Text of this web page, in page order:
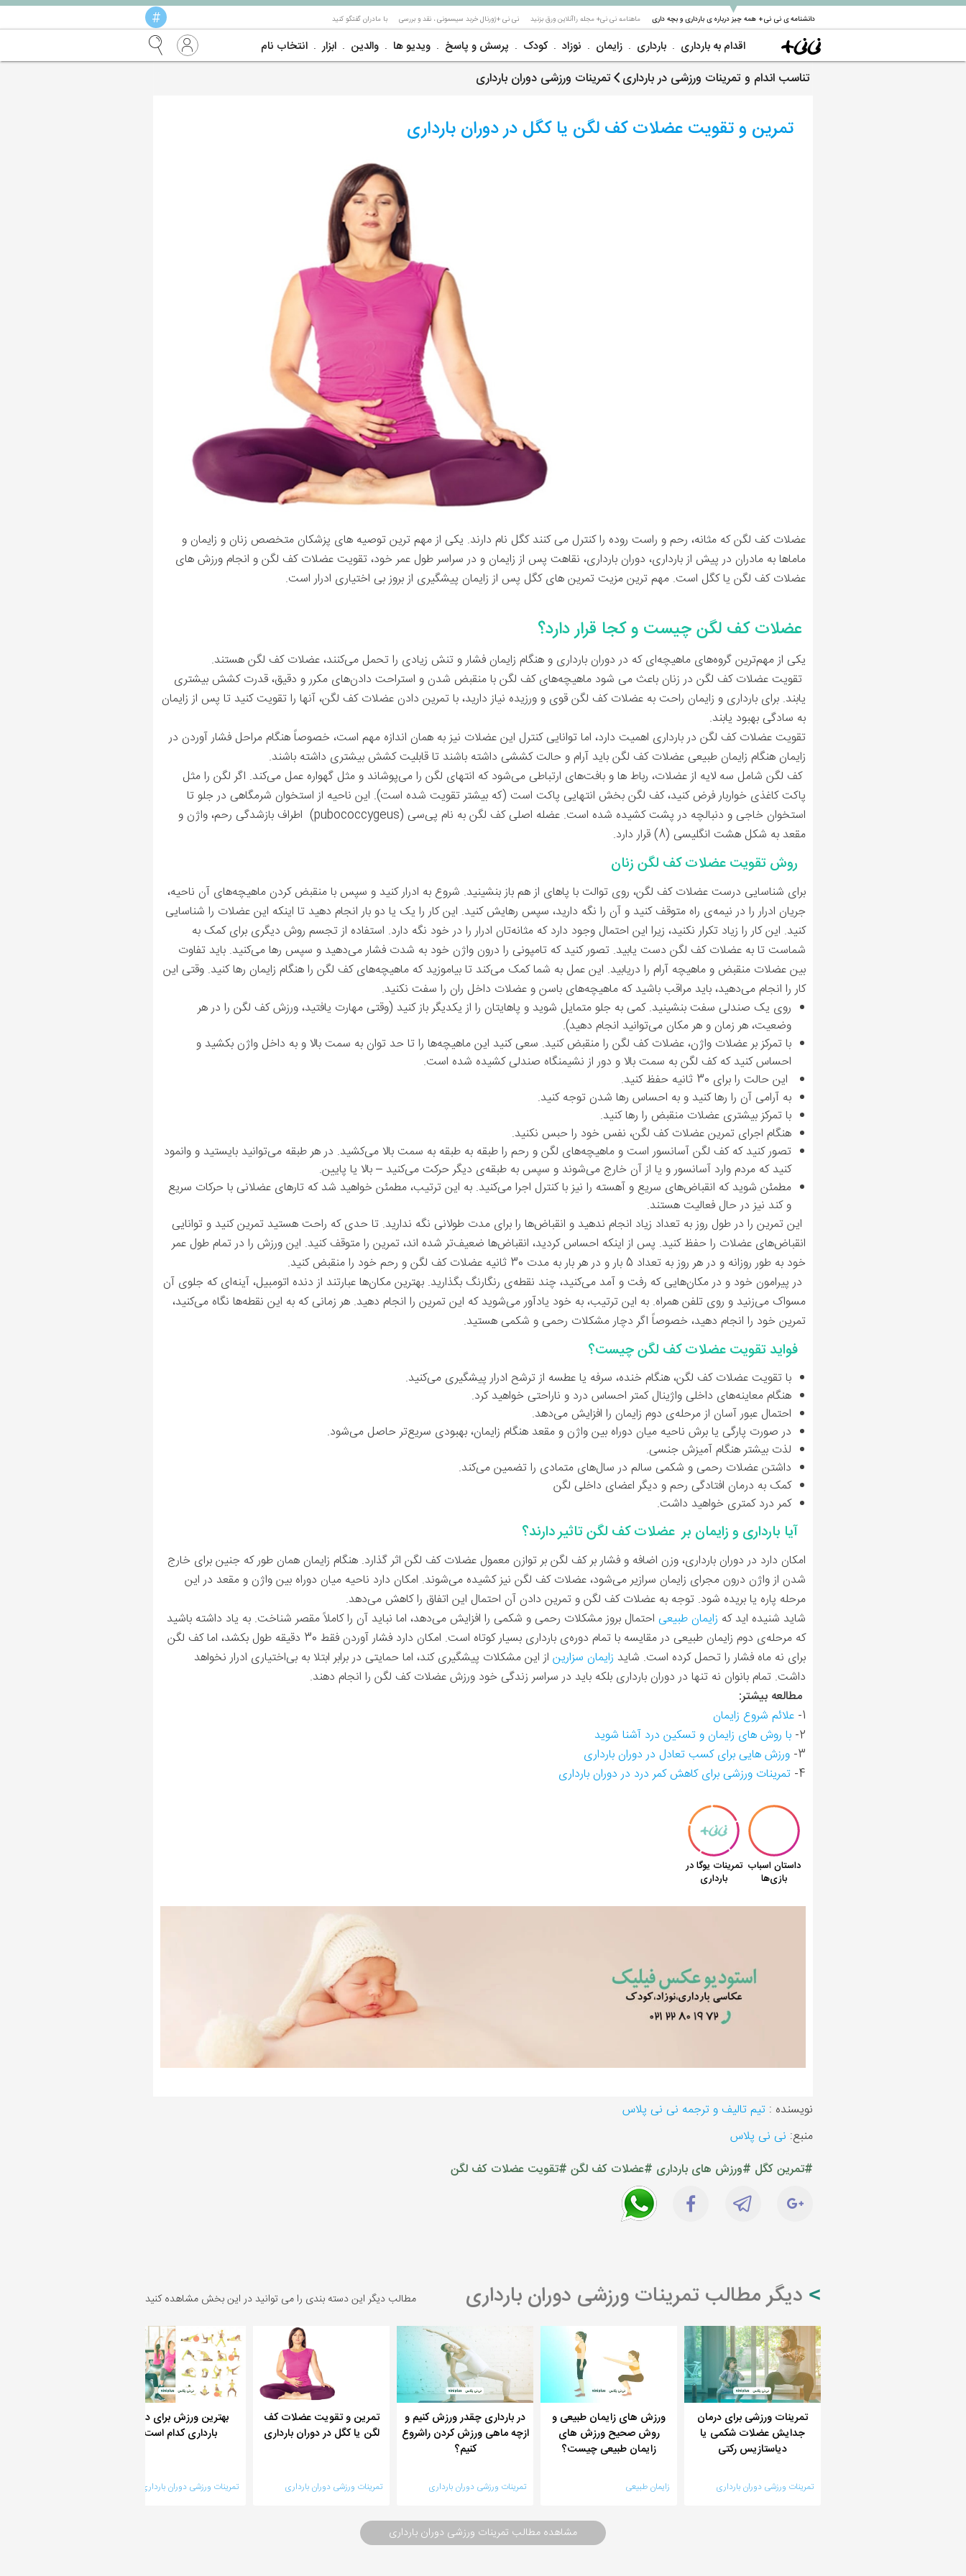
دانشنامه ی نی نی+ همه چیز درباره ی بارداری و بچه داری
▼ ماهنامه نی نی+ مجله راآنلاین ورق بزنید نی نی +ژورنال خربد سیسمونی ، نقد و بررسی با مادران گفتگو کنید #
اقدام به بارداری بارداری زایمان نوزاد کودک پرسش و پاسخ ویدیو ها والدین ابزار انتخاب نام
تناسب اندام و تمرینات ورزشی در بارداری تمرینات ورزشی دوران بارداری
تمرین و تقویت عضلات کف لگن یا کگل در دوران بارداری
عضلات کف لگن که مثانه، رحم و راست روده را کنترل می کنند کگل نام دارند. یکی از مهم ترین توصیه های پزشکان متخصص زنان و زایمان و
ماماها به مادران در پیش از بارداری، دوران بارداری، نقاهت پس از زایمان و در سراسر طول عمر خود، تقویت عضلات کف لگن و انجام ورزش های
عضلات کف لگن یا کگل است. مهم ترین مزیت تمرین های کگل پس از زایمان پیشگیری از بروز بی اختیاری ادرار است.
عضلات کف لگن چیست و کجا قرار دارد؟
یکی از مهم‌ترین گروه‌های ماهیچه‌ای که در دوران بارداری و هنگام زایمان فشار و تنش زیادی را تحمل می‌کنند، عضلات کف لگن هستند.
تقویت عضلات کف لگن در زنان باعث می شود ماهیچه‌های کف لگن با منقبض‌ شدن و استراحت دادن‌های مکرر و دقیق، قدرت کشش بیشتری
‌یابند. برای بارداری و زایمان راحت به عضلات کف لگن قوی و ورزیده نیاز دارید، با تمرین دادن عضلات کف لگن، آنها را تقویت ‌کنید تا پس از زایمان
به سادگی بهبود ‌یابند.
تقویت عضلات کف لگن در بارداری اهمیت دارد، اما توانایی کنترل این عضلات نیز به همان اندازه مهم است، خصوصاً هنگام مراحل فشار آوردن در
زایمان هنگام زایمان طبیعی عضلات کف لگن باید آرام و حالت کششی داشته باشند تا قابلیت کشش بیشتری داشته باشند.
کف لگن شامل سه لایه از عضلات، رباط ها و بافت‌های ارتباطی می‌شود که انتهای لگن را می‌پوشاند و مثل گهواره عمل می‌کند. اگر لگن را مثل
پاکت کاغذی خواربار فرض کنید، کف لگن بخش انتهایی پاکت است (که بیشتر تقویت شده است). این ناحیه از استخوان شرمگاهی در جلو تا
استخوان خاجی و دنبالچه در پشت کشیده شده است. عضله اصلی کف لگن به نام پی‌سی (pubococcygeus) اطراف بازشدگی رحم، واژن و
مقعد به شکل هشت انگلیسی (8) قرار دارد.
روش تقویت عضلات کف لگن زنان
برای شناسایی درست عضلات کف لگن، روی توالت با پاهای از هم باز بنشینید. شروع به ادرار کنید و سپس با منقبض کردن ماهیچه‌های آن ناحیه،
جریان ادرار را در نیمه‌ی راه متوقف کنید و آن را نگه دارید، سپس رهایش کنید. این کار را یک یا دو بار انجام دهید تا اینکه این عضلات را شناسایی
کنید. این کار را زیاد تکرار نکنید، زیرا این احتمال وجود دارد که مثانه‌تان ادرار را در خود نگه دارد. استفاده از تجسم روش دیگری برای کمک به
شماست تا به عضلات کف لگن دست یابید. تصور کنید که تامپونی را درون واژن خود به شدت فشار می‌دهید و سپس رها می‌کنید. باید تفاوت
بین عضلات منقبض و ماهیچه آرام را دریابید. این عمل به شما کمک می‌کند تا بیاموزید که ماهیچه‌های کف لگن را هنگام زایمان رها کنید. وقتی این
کار را انجام می‌دهید، باید مراقب باشید که ماهیچه‌های باسن و عضلات داخل ران را سفت نکنید.
روی یک صندلی‌ سفت بنشینید. کمی به جلو متمایل شوید و پاهایتان را از یکدیگر باز کنید (وقتی مهارت یافتید، ورزش کف لگن را در هر
وضعیت، هر زمان و هر مکان می‌توانید انجام دهید).
با تمرکز بر عضلات واژن، عضلات کف لگن را منقبض کنید. سعی کنید این ماهیچه‌ها را تا حد توان به سمت بالا و به داخل واژن بکشید و
احساس کنید که کف لگن به سمت بالا و دور از نشیمنگاه صندلی کشیده شده است.
این حالت را برای 30 ثانیه حفظ کنید.
به آرامی آن را رها کنید و به احساس رها شدن توجه کنید.
با تمرکز بیشتری عضلات منقبض را رها کنید.
هنگام اجرای تمرین عضلات کف لگن، نفس خود را حبس نکنید.
تصور کنید که کف لگن آسانسور است و ماهیچه‌های لگن و رحم را طبقه به طبقه به سمت بالا می‌کشید. در هر طبقه می‌توانید بایستید و وانمود
کنید که مردم وارد آسانسور و یا از آن خارج می‌شوند و سپس به طبقه‌ی دیگر حرکت می‌کنید – بالا یا پایین.
مطمئن شوید که انقباض‌های سریع و آهسته را نیز با کنترل اجرا می‌کنید. به این ترتیب، مطمئن خواهید شد که تارهای عضلانی با حرکات سریع
و کند نیز در حال فعالیت هستند.
این تمرین را در طول روز به تعداد زیاد انجام ندهید و انقباض‌ها را برای مدت طولانی نگه ندارید. تا حدی که راحت هستید تمرین کنید و توانایی
انقباض‌های عضلات را حفظ کنید. پس از اینکه احساس کردید، انقباض‌ها ضعیف‌تر شده اند، تمرین را متوقف کنید. این ورزش را در تمام طول عمر
خود به طور روزانه و در هر روز به تعداد 5 بار و در هر بار به مدت 30 ثانیه عضلات کف لگن و رحم خود را منقبض کنید.
در پیرامون خود و در مکان‌هایی که رفت و آمد می‌کنید، چند نقطه‌ی رنگارنگ بگذارید. بهترین مکان‌ها عبارتند از دنده اتومبیل، آینه‌ای که جلوی آن
مسواک می‌زنید و روی تلفن همراه. به این ترتیب، به خود یادآور می‌شوید که این تمرین را انجام دهید. هر زمانی که به این نقطه‌ها نگاه می‌کنید،
تمرین خود را انجام دهید، خصوصاً اگر دچار مشکلات رحمی و شکمی هستید.
فواید تقویت عضلات کف لگن چیست؟
با تقویت عضلات کف لگن، هنگام خنده، سرفه یا عطسه از ترشح ادرار پیشگیری می‌کنید.
هنگام معاینه‌های داخلی واژینال کمتر احساس درد و ناراحتی خواهید کرد.
احتمال عبور آسان از مرحله‌ی دوم زایمان را افزایش می‌دهد.
در صورت پارگی یا برش ناحیه میان دوراه بین واژن و مقعد هنگام زایمان، بهبودی سریع‌تر حاصل می‌شود.
لذت بیشتر هنگام آمیزش جنسی.
داشتن عضلات رحمی و شکمی سالم در سال‌های متمادی را تضمین می‌کند.
کمک به درمان افتادگی رحم و دیگر اعضای داخلی لگن
کمر درد کمتری خواهید داشت.
آیا بارداری و زایمان بر عضلات کف لگن تاثیر دارند؟
امکان دارد در دوران بارداری، وزن اضافه و فشار بر کف لگن بر توازن معمول عضلات کف لگن اثر گذارد. هنگام زایمان همان طور که جنین برای خارج
شدن از واژن درون مجرای زایمان سرازیر می‌شود، عضلات کف لگن نیز کشیده می‌شوند. امکان دارد ناحیه میان‌ دوراه بین واژن و مقعد در این
مرحله پاره یا بریده شود. توجه به عضلات کف لگن و تمرین دادن آن احتمال این اتفاق را کاهش می‌دهد.
شاید شنیده اید که زایمان طبیعی احتمال بروز مشکلات رحمی و شکمی را افزایش می‌دهد، اما نباید آن را کاملاً مقصر شناخت. به یاد داشته باشید
که مرحله‌ی دوم زایمان طبیعی در مقایسه با تمام دوره‌ی بارداری بسیار کوتاه است. امکان دارد فشار آوردن فقط 30 دقیقه طول بکشد، اما کف لگن
برای نه ماه فشار را تحمل کرده است. شاید زایمان سزاریناز این مشکلات پیشگیری کند، اما حمایتی در برابر ابتلا به بی‌اختیاری ادرار نخواهد
داشت. تمام بانوان نه تنها در دوران بارداری بلکه باید در سراسر زندگی خود ورزش عضلات کف لگن را انجام دهند.
مطالعه بیشتر:
1- علائم شروع زایمان
2- با روش های زایمان و تسکین درد آشنا شوید
3- ورزش هایی برای کسب تعادل در دوران بارداری
4- تمرینات ورزشی برای کاهش کمر درد در دوران بارداری
نویسنده : تیم تالیف و ترجمه نی نی پلاس
منبع: نی نی پلاس
#تمرین کگل #ورزش های بارداری #عضلات کف لگن #تقویت عضلات کف لگن
دیگر مطالب تمرینات ورزشی دوران بارداری مطالب دیگر این دسته بندی را می توانید در این بخش مشاهده کنید
تمرینات ورزشی برای درمان
جدایش عضلات شکمی یا
دیاستازیس رکتی
تمرینات ورزشی دوران بارداری
ورزش های زایمان طبیعی و
روش صحیح ورزش های
زایمان طبیعی چیست؟
زایمان طبیعی
در بارداری چقدر ورزش کنیم و
ازچه ماهی ورزش کردن راشروع
کنیم؟
تمرینات ورزشی دوران بارداری
تمرین و تقویت عضلات کف
لگن یا کگل در دوران بارداری
تمرینات ورزشی دوران بارداری
بهترین ورزش برای دوران
بارداری کدام است؟
تمرینات ورزشی دوران بارداری
مشاهده مطالب تمرینات ورزشی دوران بارداری